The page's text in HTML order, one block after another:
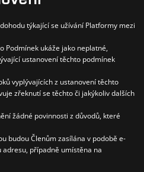
týkající se užívání Platformy mezi
Podmínek ukáže jako neplatné,
ustanovení těchto podmínek
vyplývajících z ustanovení těchto
zřeknutí se těchto či jakýkoliv dalších
žádné povinnosti z důvodů, které
budou Členům zasílána v podobě e-
adresu, případně umístěna na